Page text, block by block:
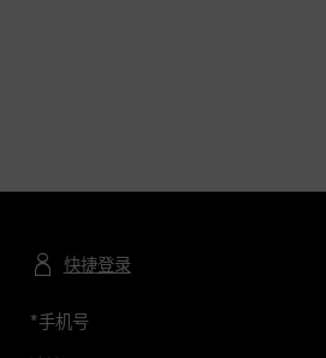
快捷登录
*手机号